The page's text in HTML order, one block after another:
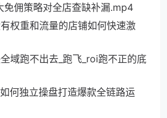
免佣策略对全店查缺补漏.mp4
权重和流量的店铺如何快速激
域跑不出去_跑飞_roi跑不正的底
何独立操盘打造爆款全链路运